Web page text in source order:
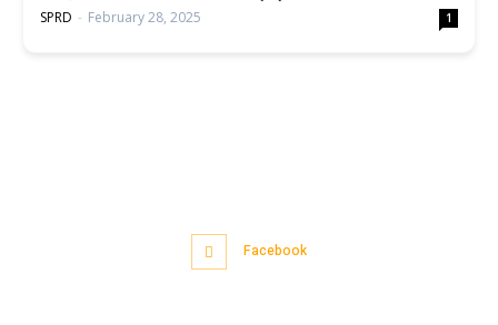
SPRD - February 28, 2025 1
Facebook